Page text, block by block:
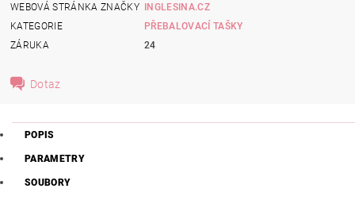
WEBOVÁ STRÁNKA ZNAČKY INGLESINA.CZ
KATEGORIE
PŘEBALOVACÍ TAŠKY
ZÁRUKA
24
Dotaz
POPIS
PARAMETRY
SOUBORY